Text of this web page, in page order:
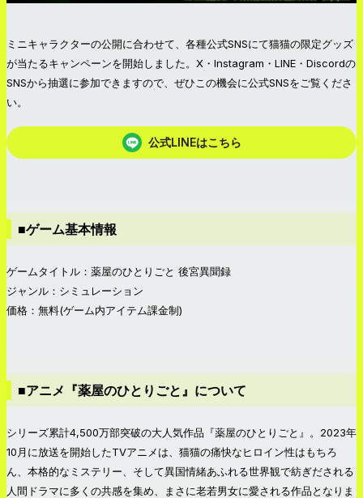
ミニキャラクターの公開に合わせて、各種公式SNSにて猫猫の限定グッズ
が当たるキャンペーンを開始しました。X・Instagram・LINE・Discordの
SNSから抽選に参加できますので、ぜひこの機会に公式SNSをご覧くださ
い。
公式LINEはこちら
■ゲーム基本情報
ゲームタイトル：薬屋のひとりごと 後宮異聞録
ジャンル：シミュレーション
価格：無料(ゲーム内アイテム課金制)
■アニメ『薬屋のひとりごと』について
シリーズ累計4,500万部突破の大人気作品『薬屋のひとりごと』。2023年
10月に放送を開始したTVアニメは、猫猫の痛快なヒロイン性はもちろ
ん、本格的なミステリー、そして異国情緒あふれる世界観で紡ぎだされる
人間ドラマに多くの共感を集め、まさに老若男女に愛される作品となりま